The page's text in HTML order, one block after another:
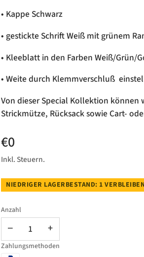
• Kappe Schwarz
• gestickte Schrift Weiß mit grünem
• Kleeblatt in den Farben Weiß/Grün/
• Weite durch Klemmverschluß
Von dieser Special Kollektion können
Strickmütze, Rücksack sowie Cart-
€0
Inkl. Steuern.
NIEDRIGER LAGERBESTAND: 1
Anzahl
− +
Zahlungsmethoden